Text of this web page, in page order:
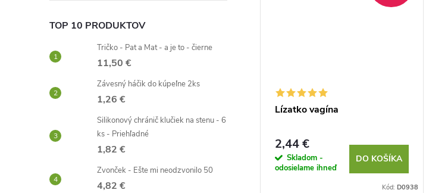
TOP 10 PRODUKTOV
Tričko - Pat a Mat - a je to - čierne
11,50 €
Závesný háčik do kúpeľne 2ks
1,26 €
Silikonový chránič klučiek na stenu - 6
ks - Priehľadné
1,82 €
Zvonček - Ešte mi neodzvonilo 50
4,82 €
Kód:
3,20 €
odosielame ihneď
Lízatko vagína
2,44 €
Skladom -
odosielame ihneď
DO KOŠÍKA
Kód: D0938